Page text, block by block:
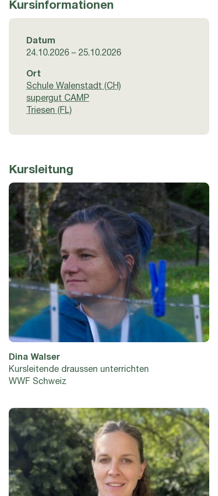
Kursinformationen
Datum
24.10.2026 – 25.10.2026
Ort
Schule Walenstadt (CH)
supergut CAMP
Triesen (FL)
Kursleitung
Dina Walser
Kursleitende draussen unterrichten
WWF Schweiz